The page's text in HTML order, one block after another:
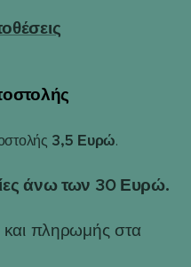
3,5 Ευρώ.
άνω των 30 Ευρώ.
πληρωμής στα